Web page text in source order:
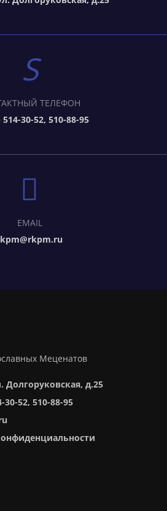
ТЕЛЕФОН
514-30-52, 510-88-95
EMAIL
Меценатов
Долгоруковская, д.25
30-52, 510-88-95